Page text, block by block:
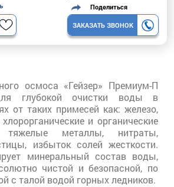
Поделиться
ЗАКАЗАТЬ ЗВОНОК
осмоса «Гейзер» Премиум-П
глубокой очистки воды в
от таких примесей как: железо,
и органические
тяжелые металлы, нитраты,
избыток солей жесткости.
минеральный состав воды,
чистой и безопасной, по
с талой водой горных ледников.